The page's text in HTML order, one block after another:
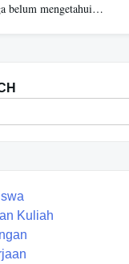
belum mengetahui…
Kuliah